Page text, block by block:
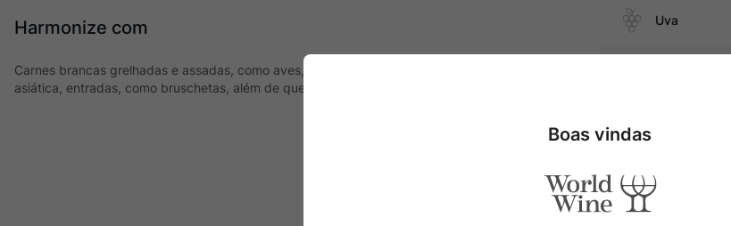
Harmonize com
Carnes brancas grelhadas e assadas, como aves, pescados e frutos do mar, gastronomia
asiática, entradas, como bruschetas, além de queijos como burrata
Uva
Pais
Boas vindas